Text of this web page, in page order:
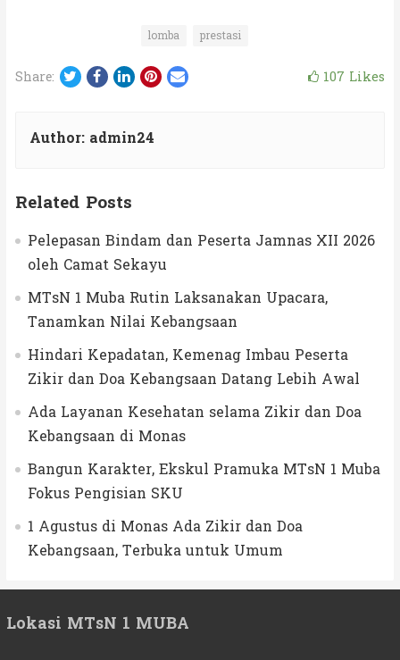
lomba prestasi
Share: Twitter
Facebook
LinkedIn
Pinterest
Email 107 Likes
Author: admin24
Related Posts
Pelepasan Bindam dan Peserta Jamnas XII 2026
oleh Camat Sekayu
MTsN 1 Muba Rutin Laksanakan Upacara,
Tanamkan Nilai Kebangsaan
Hindari Kepadatan, Kemenag Imbau Peserta
Zikir dan Doa Kebangsaan Datang Lebih Awal
Ada Layanan Kesehatan selama Zikir dan Doa
Kebangsaan di Monas
Bangun Karakter, Ekskul Pramuka MTsN 1 Muba
Fokus Pengisian SKU
1 Agustus di Monas Ada Zikir dan Doa
Kebangsaan, Terbuka untuk Umum
Lokasi MTsN 1 MUBA